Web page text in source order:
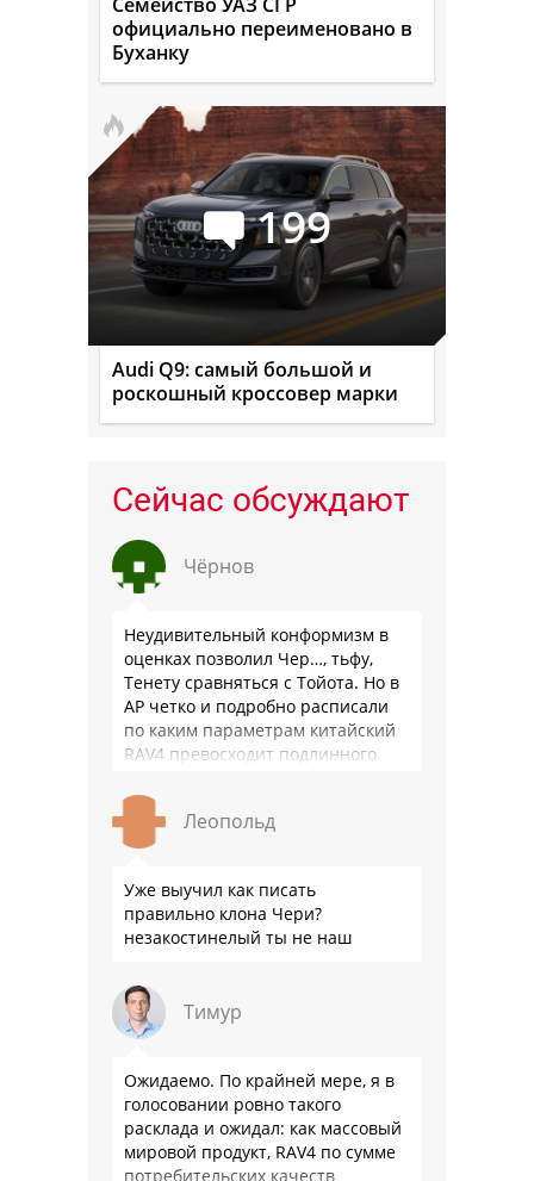
официально переименовано в
Буханку
199
Audi Q9: самый большой и
роскошный кроссовер марки
Сейчас обсуждают
Чёрнов
Неудивительный конформизм в
оценках позволил Чер…, тьфу,
Тенету сравняться с Тойота. Но в
АР четко и подробно расписали
по каким параметрам китайский
RAV4 превосходит подлинного
подвеска едет ровно и приятно …
Леопольд
Уже выучил как писать
правильно клона Чери?
незакостинелый ты не наш
Тимур
Ожидаемо. По крайней мере, я в
голосовании ровно такого
расклада и ожидал: как массовый
мировой продукт, RAV4 по сумме
потребительских качеств